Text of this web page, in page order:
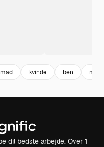
mad kvinde ben
dit bedste arbejde. Over 1